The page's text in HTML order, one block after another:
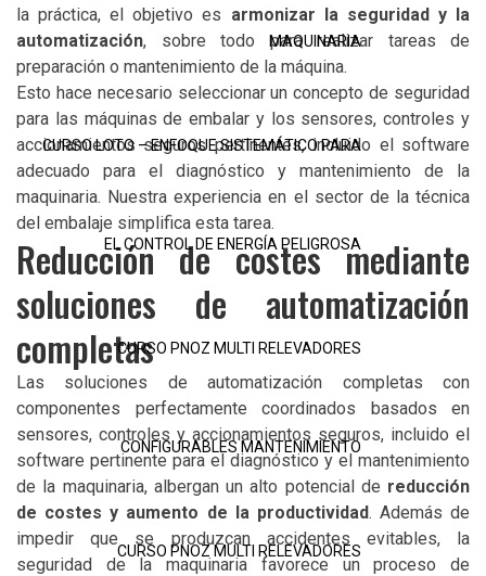
MAQUINARIA
CURSO LOTO – ENFOQUE SISTEMÁTICO PARA
EL CONTROL DE ENERGÍA PELIGROSA
CURSO PNOZ MULTI RELEVADORES
CONFIGURABLES MANTENIMIENTO
CURSO PNOZ MULTI RELEVADORES
la práctica, el objetivo es armonizar la seguridad y la
automatización, sobre todo para realizar tareas de
preparación o mantenimiento de la máquina.
Esto hace necesario seleccionar un concepto de seguridad
para las máquinas de embalar y los sensores, controles y
accionamientos seguros pertinentes, incluido el software
adecuado para el diagnóstico y mantenimiento de la
maquinaria. Nuestra experiencia en el sector de la técnica
del embalaje simplifica esta tarea.
Reducción de costes mediante
soluciones de automatización
completas
Las soluciones de automatización completas con
componentes perfectamente coordinados basados en
sensores, controles y accionamientos seguros, incluido el
software pertinente para el diagnóstico y el mantenimiento
de la maquinaria, albergan un alto potencial de reducción
de costes y aumento de la productividad. Además de
impedir que se produzcan accidentes evitables, la
seguridad de la maquinaria favorece un proceso de